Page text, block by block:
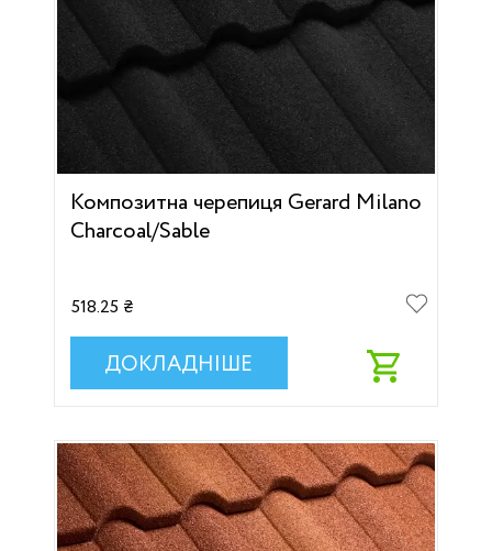
Композитна черепиця Gerard Milano
Charcoal/Sable
518.25 ₴
ДОКЛАДНІШЕ